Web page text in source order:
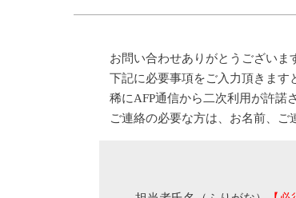
お問い合わせありがとうございま
下記に必要事項をご入力頂きます
稀にAFP通信から二次利用が許諾
ご連絡の必要な方は、お名前、ご